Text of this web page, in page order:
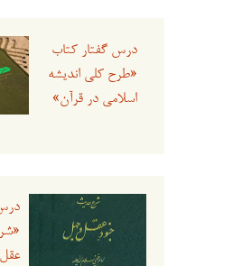
درس گفتار کتاب
«طرح کلی اندیشه
اسلامی در قرآن»